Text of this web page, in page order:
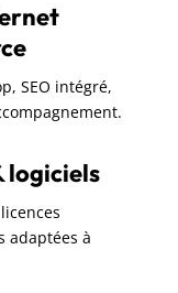
SEO intégré,
logiciels
adaptées à